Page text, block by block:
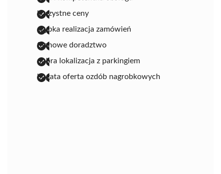
korzystne ceny
szybka realizacja zamówień
fachowe doradztwo
dobra lokalizacja z parkingiem
bogata oferta ozdób nagrobkowych